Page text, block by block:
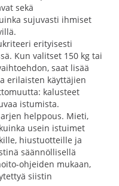
sekä
sujuvasti ihmiset
erityisesti
Kun valitset 150 kg tai
saat lisää
erilaisten käyttäjien
kalusteet
istumista.
helppous. Mieti,
usein istuimet
hiustuotteille ja
säännöllisellä
ohjeiden mukaan,
siistin